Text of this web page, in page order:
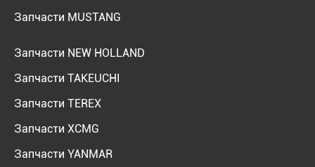
Запчасти MUSTANG
Запчасти NEW HOLLAND
Запчасти TAKEUCHI
Запчасти TEREX
Запчасти XCMG
Запчасти YANMAR